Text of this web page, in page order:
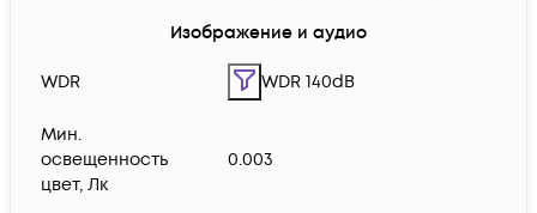
Изображение и аудио
WDR WDR 140dB
Мин.
освещенность
цвет, Лк
0.003